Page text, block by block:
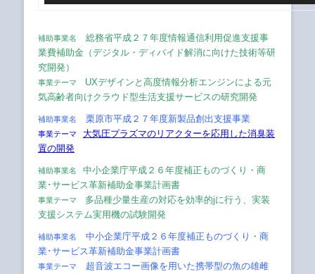
補助事業名
総務省平成２７年度情報通信利用促進支援事
業費補助金（デジタル・ディバイド解消に向けた技術等研
究開発）
事業テーマ UXデザインと高度情報分析エンジンによる元
気高齢者向けクラウド型生活支援サービスの研究開発
補助事業名 栗原市平成２７年度新製品創出支援事業
事業テーマ 大気圧プラズマのリアクターを応用した消臭装
置の開発
補助事業名 中小企業庁平成２６年度補正ものづくり・商
業･サービス革新補助金事業計画書
事業テーマ
多品種少量生産の対応を効率的jに行う、実装
支援システム実用機の試験開発
補助事業名
中小企業庁平成２６年度補正ものづくり・商
業･サービス革新補助金事業計画書
事業テーマ
超音波エコー画像を用いた携帯型の魚の雄雌